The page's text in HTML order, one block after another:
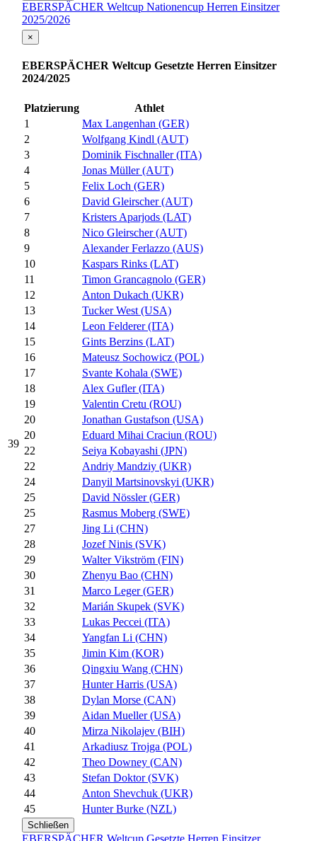
EBERSPÄCHER Weltcup Nationencup Herren Einsitzer
2025/2026
39
×
EBERSPÄCHER Weltcup Gesetzte Herren Einsitzer
2024/2025
Platzierung
Athlet
1
Max Langenhan (GER)
2
Wolfgang Kindl (AUT)
3
Dominik Fischnaller (ITA)
4
Jonas Müller (AUT)
5
Felix Loch (GER)
6
David Gleirscher (AUT)
7
Kristers Aparjods (LAT)
8
Nico Gleirscher (AUT)
9
Alexander Ferlazzo (AUS)
10
Kaspars Rinks (LAT)
11
Timon Grancagnolo (GER)
12
Anton Dukach (UKR)
13
Tucker West (USA)
14
Leon Felderer (ITA)
15
Gints Berzins (LAT)
16
Mateusz Sochowicz (POL)
17
Svante Kohala (SWE)
18
Alex Gufler (ITA)
19
Valentin Cretu (ROU)
20
Jonathan Gustafson (USA)
20
Eduard Mihai Craciun (ROU)
22
Seiya Kobayashi (JPN)
22
Andriy Mandziy (UKR)
24
Danyil Martsinovskyi (UKR)
25
David Nössler (GER)
25
Rasmus Moberg (SWE)
27
Jing Li (CHN)
28
Jozef Ninis (SVK)
29
Walter Vikström (FIN)
30
Zhenyu Bao (CHN)
31
Marco Leger (GER)
32
Marián Skupek (SVK)
33
Lukas Peccei (ITA)
34
Yangfan Li (CHN)
35
Jimin Kim (KOR)
36
Qingxiu Wang (CHN)
37
Hunter Harris (USA)
38
Dylan Morse (CAN)
39
Aidan Mueller (USA)
40
Mirza Nikolajev (BIH)
41
Arkadiusz Trojga (POL)
42
Theo Downey (CAN)
43
Stefan Doktor (SVK)
44
Anton Shevchuk (UKR)
45
Hunter Burke (NZL)
Schließen
EBERSPÄCHER Weltcup Gesetzte Herren Einsitzer